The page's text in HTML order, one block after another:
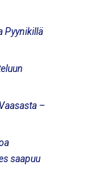
Pyynikillä
–
saapuu